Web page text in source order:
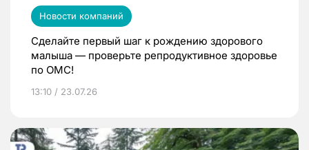
Новости компаний
Сделайте первый шаг к рождению здорового
малыша — проверьте репродуктивное здоровье
по ОМС!
13:10 / 23.07.26